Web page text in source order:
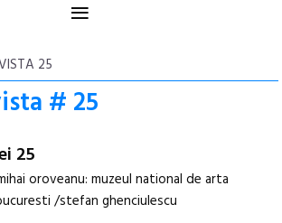
≡
25
# 25
25
oroveanu: muzeul national de arta
/stefan ghenciulescu